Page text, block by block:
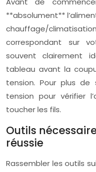
**absolument**
chauffage/
correspondant sur
souvent clairement
tableau avant la
tension. Pour plus
tension pour vérifier
toucher les fils.
Outils
réussie
Rassembler les outils